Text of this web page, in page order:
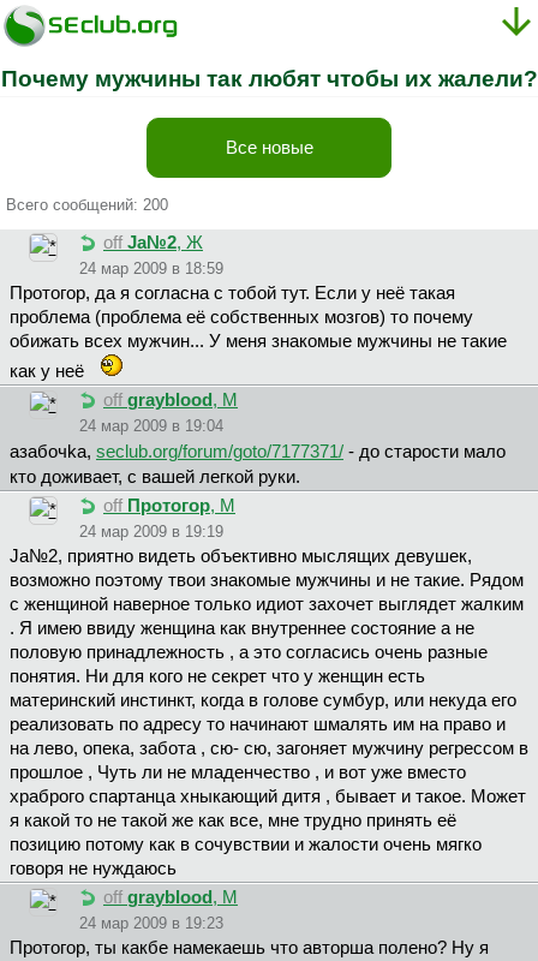
Почему мужчины так любят чтобы их жалели?
Все новые
Всего сообщений: 200
off Ja№2, Ж
24 мар 2009 в 18:59
Пpoтoгop, да я согласна с тобой тут. Если у неё такая
проблема (проблема её собственных мозгов) то почему
обижать всех мужчин... У меня знакомые мужчины не такие
как у неё
off grayblood , М
24 мар 2009 в 19:04
aзaбoчka, seclub.org/forum/goto/7177371/ - до старости мало
кто доживает, с вашей легкой руки.
off Протогор, М
24 мар 2009 в 19:19
Ja№2, приятно видеть объективно мыслящих девушек,
возможно поэтому твои знакомые мужчины и не такие. Рядом
с женщиной наверное только идиот захочет выглядет жалким
. Я имею ввиду женщина как внутреннее состояние а не
половую принадлежность , а это согласись очень разные
понятия. Ни для кого не секрет что у женщин есть
материнский инстинкт, когда в голове сумбур, или некуда его
реализовать по адресу то начинают шмалять им на право и
на лево, опека, забота , сю- сю, загоняет мужчину регрессом в
прошлое , Чуть ли не младенчество , и вот уже вместо
храброго спартанца хныкающий дитя , бывает и такое. Может
я какой то не такой же как все, мне трудно принять её
позицию потому как в сочувствии и жалости очень мягко
говоря не нуждаюсь
off grayblood , М
24 мар 2009 в 19:23
Пpoтoгop, ты какбе намекаешь что авторша полено? Ну я